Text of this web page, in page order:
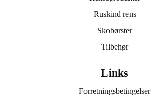
Ruskind rens
Skobørster
Tilbehør
Links
Forretningsbetingelser